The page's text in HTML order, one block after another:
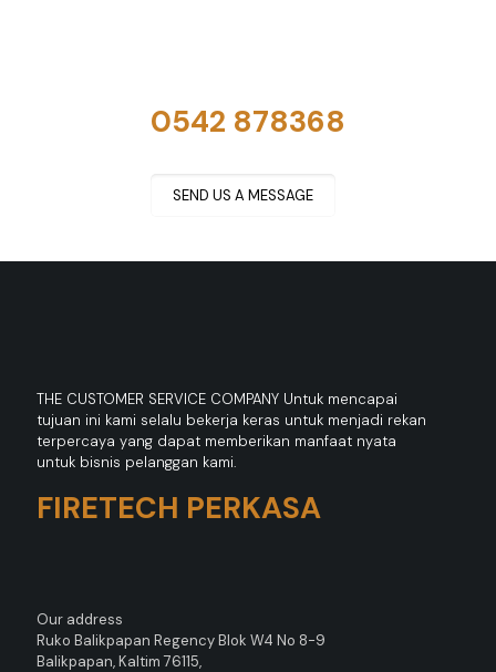
0542 878368
SEND US A MESSAGE
THE CUSTOMER SERVICE COMPANY Untuk mencapai
tujuan ini kami selalu bekerja keras untuk menjadi rekan
terpercaya yang dapat memberikan manfaat nyata
untuk bisnis pelanggan kami.
FIRETECH PERKASA
Our address
Ruko Balikpapan Regency Blok W4 No 8-9
Balikpapan, Kaltim 76115,